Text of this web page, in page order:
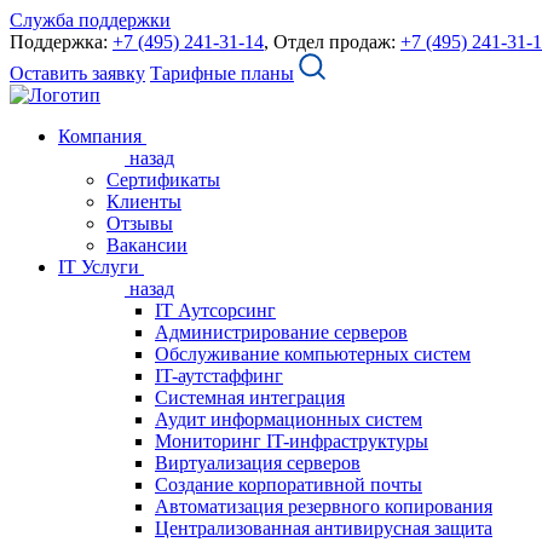
Служба поддержки
Поддержка: +7 (495) 241-31-14, Отдел продаж: +7 (495) 241-31-
Оставить заявку Тарифные планы
Компания
назад
Сертификаты
Клиенты
Отзывы
Вакансии
IT Услуги
назад
IT Аутсорсинг
Администрирование серверов
Обслуживание компьютерных систем
IT-аутстаффинг
Системная интеграция
Аудит информационных систем
Мониторинг IT-инфраструктуры
Виртуализация серверов
Создание корпоративной почты
Автоматизация резервного копирования
Централизованная антивирусная защита